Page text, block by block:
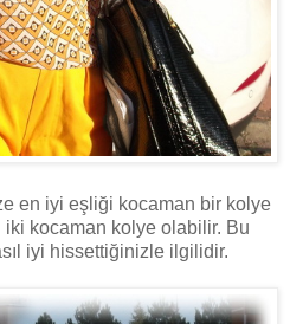
en iyi eşliği kocaman bir kolye
kocaman kolye olabilir. Bu
iyi hissettiğinizle ilgilidir.